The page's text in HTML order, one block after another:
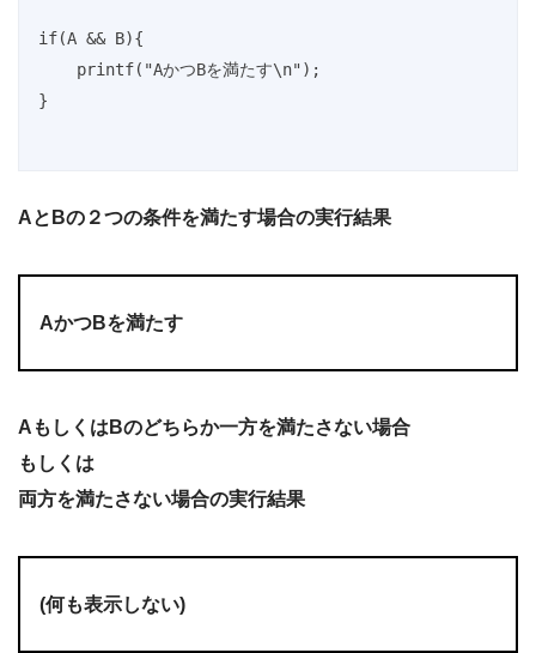
if(A && B){
}
AとBの２つの条件を満たす場合の実行結果
AかつBを満たす
AもしくはBのどちらか一方を満たさない場合
もしくは
両方を満たさない場合の実行結果
(何も表示しない)